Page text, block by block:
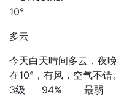
10°
多云
今天白天晴间多云，夜
在10°，有风，空气不错。
3级
94%
最弱